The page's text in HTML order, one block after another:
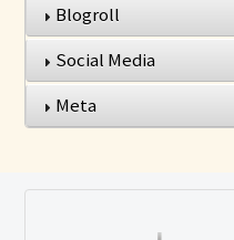
Blogroll
Social Media
Meta